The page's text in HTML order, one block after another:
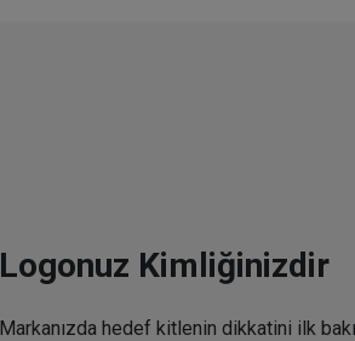
Logonuz Kimliğinizdir
Markanızda hedef kitlenin dikkatini ilk